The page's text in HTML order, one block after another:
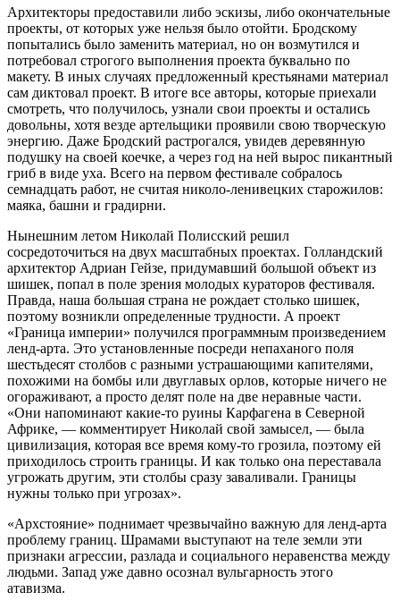
Архитекторы предоставили либо эскизы, либо окончательные
проекты, от которых уже нельзя было отойти. Бродскому
попытались было заменить материал, но он возмутился и
потребовал строгого выполнения проекта буквально по
макету. В иных случаях предложенный крестьянами материал
сам диктовал проект. В итоге все авторы, которые приехали
смотреть, что получилось, узнали свои проекты и остались
довольны, хотя везде артельщики проявили свою творческую
энергию. Даже Бродский растрогался, увидев деревянную
подушку на своей коечке, а через год на ней вырос пикантный
гриб в виде уха. Всего на первом фестивале собралось
семнадцать работ, не считая николо-ленивецких старожилов:
маяка, башни и градирни.
Нынешним летом Николай Полисский решил
сосредоточиться на двух масштабных проектах. Голландский
архитектор Адриан Гейзе, придумавший большой объект из
шишек, попал в поле зрения молодых кураторов фестиваля.
Правда, наша большая страна не рождает столько шишек,
поэтому возникли определенные трудности. А проект
«Граница империи» получился программным произведением
ленд-арта. Это установленные посреди непаханого поля
шестьдесят столбов с разными устрашающими капителями,
похожими на бомбы или двуглавых орлов, которые ничего не
огораживают, а просто делят поле на две неравные части.
«Они напоминают какие-то руины Карфагена в Северной
Африке, — комментирует Николай свой замысел, — была
цивилизация, которая все время кому-то грозила, поэтому ей
приходилось строить границы. И как только она переставала
угрожать другим, эти столбы сразу заваливали. Границы
нужны только при угрозах».
«Архстояние» поднимает чрезвычайно важную для ленд-арта
проблему границ. Шрамами выступают на теле земли эти
признаки агрессии, разлада и социального неравенства между
людьми. Запад уже давно осознал вульгарность этого
атавизма.